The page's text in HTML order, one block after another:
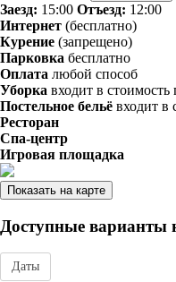
Заезд: 15:00 Отъезд: 12:00
Интернет (бесплатно)
Курение (запрещено)
Парковка бесплатно
Оплата любой способ
Уборка входит в
Постельное бельё входит в
Ресторан
Спа-центр
Игровая площадка
Показать на карте
Доступные варианты
Даты